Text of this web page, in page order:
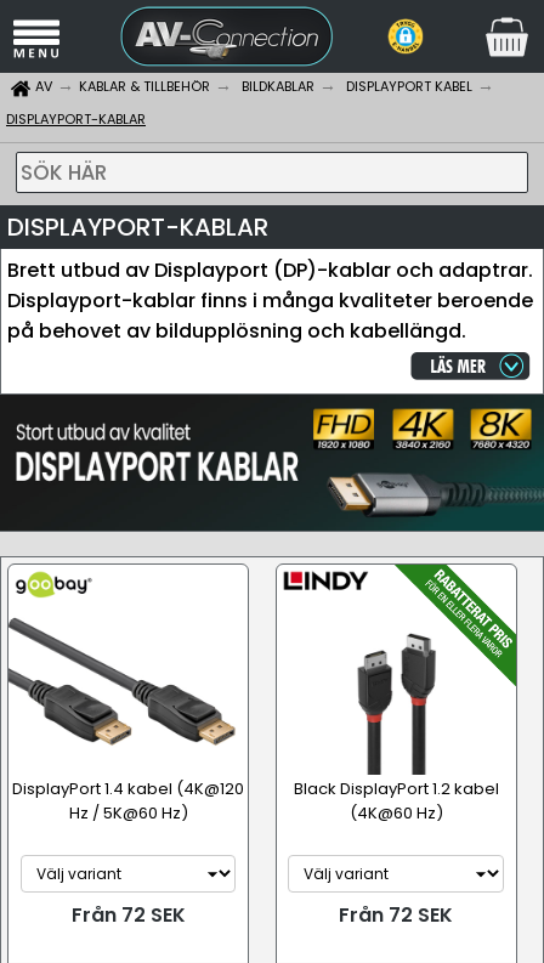
AV KABLAR & TILLBEHÖR BILDKABLAR
DISPLAYPORT KABEL
DISPLAYPORT-KABLAR
SÖK HÄR
DISPLAYPORT-KABLAR
Brett utbud av Displayport (DP)-kablar och adaptrar.
Displayport-kablar finns i många kvaliteter beroende
på behovet av bildupplösning och kabellängd.
DisplayPort 1.4 kabel (4K@120
Hz / 5K@60 Hz)
Från 72 SEK
Black DisplayPort 1.2 kabel
(4K@60 Hz)
Från 72 SEK